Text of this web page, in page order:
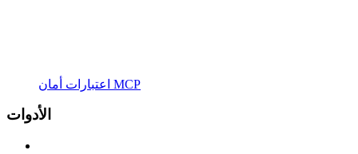
اعتبارات أمان MCP
الأدوات